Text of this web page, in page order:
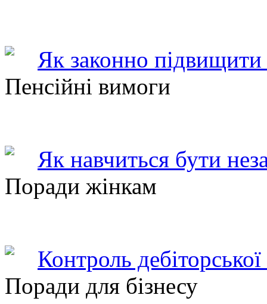
Як законно підвищити
Пенсійні вимоги
Як навчиться бути
Поради жінкам
Контроль
Поради для бізнесу